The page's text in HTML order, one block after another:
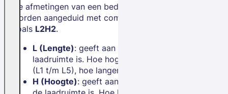
De afmetingen van een bedrijfswagen
worden aangeduid met combinaties
zoals L2H2.
L (Lengte): geeft aan hoe lang de
laadruimte is. Hoe hoger het getal
(L1 t/m L5), hoe langer de bus.
H (Hoogte): geeft aan hoe hoog